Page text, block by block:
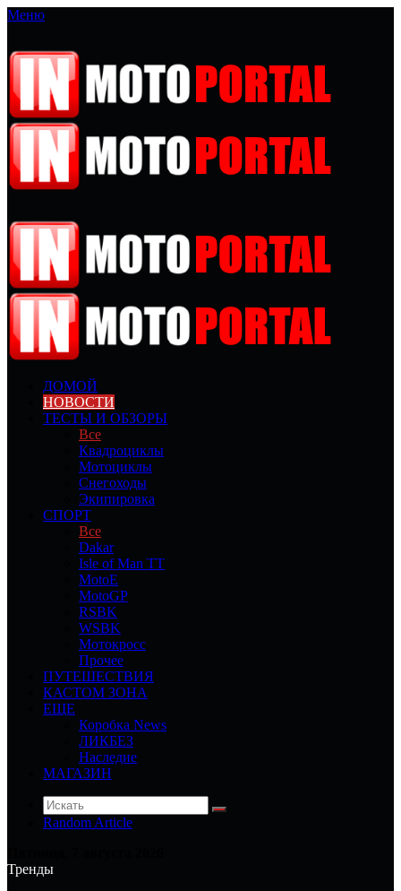
Меню
ДОМОЙ
НОВОСТИ
ТЕСТЫ И ОБЗОРЫ
Все
Квадроциклы
Мотоциклы
Снегоходы
Экипировка
СПОРТ
Все
Dakar
Isle of Man TT
MotoE
MotoGP
RSBK
WSBK
Мотокросс
Прочее
ПУТЕШЕСТВИЯ
КАСТОМ ЗОНА
ЕЩЕ
Коробка News
ЛИКБЕЗ
Наследие
МАГАЗИН
Random Article
Тренды